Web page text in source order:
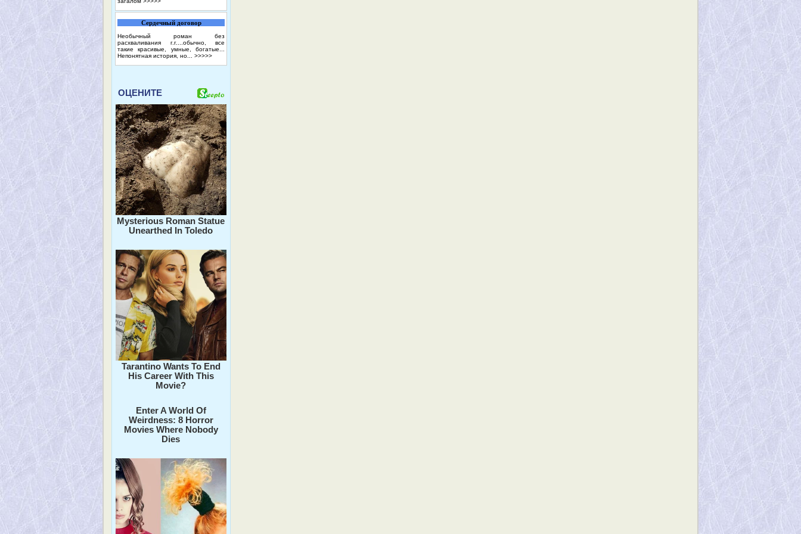
Сердечный договор
Необычный роман без
расхваливания г.г....обычно, все
такие красивые, умные, богатые...
Непонятная история, но... >>>>>
ОЦЕНИТЕ
Mysterious Roman Statue
Unearthed In Toledo
Tarantino Wants To End
His Career With This
Movie?
Enter A World Of
Weirdness: 8 Horror
Movies Where Nobody
Dies